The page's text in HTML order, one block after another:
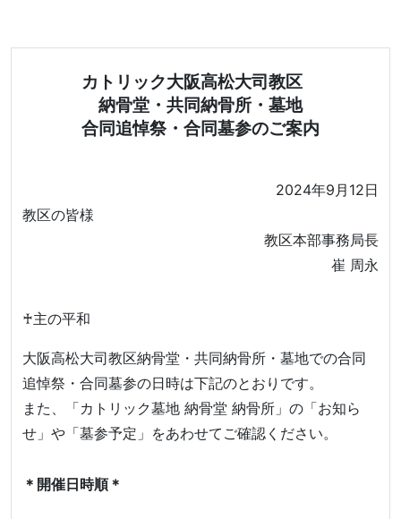
カトリック大阪高松大司教区
納骨堂・共同納骨所・墓地
合同追悼祭・合同墓参のご案内
2024年9月12日
教区の皆様
教区本部事務局長
崔 周永
♰主の平和
大阪高松大司教区納骨堂・共同納骨所・墓地での合同
追悼祭・合同墓参の日時は下記のとおりです。
また、「カトリック墓地 納骨堂 納骨所」の「お知ら
せ」や「墓参予定」をあわせてご確認ください。
＊開催日時順＊